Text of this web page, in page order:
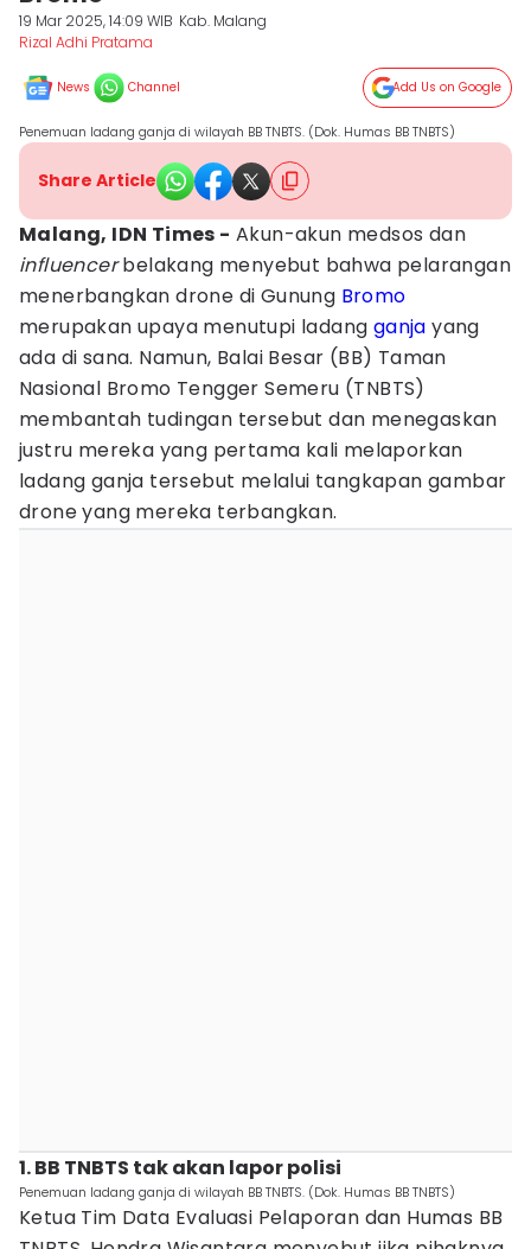
19 Mar 2025, 14:09 WIB Kab. Malang
Rizal Adhi Pratama
News Channel Add Us on Google
Penemuan ladang ganja di wilayah BB TNBTS. (Dok. Humas BB TNBTS)
Share Article
Malang, IDN Times - Akun-akun medsos dan
influencerbelakang menyebut bahwa pelarangan
menerbangkan drone di Gunung Bromo
merupakan upaya menutupi ladang ganja yang
ada di sana. Namun, Balai Besar (BB) Taman
Nasional Bromo Tengger Semeru (TNBTS)
membantah tudingan tersebut dan menegaskan
justru mereka yang pertama kali melaporkan
ladang ganja tersebut melalui tangkapan gambar
drone yang mereka terbangkan.
1. BB TNBTS tak akan lapor polisi
Penemuan ladang ganja di wilayah BB TNBTS. (Dok. Humas BB TNBTS)
Ketua Tim Data Evaluasi Pelaporan dan Humas BB